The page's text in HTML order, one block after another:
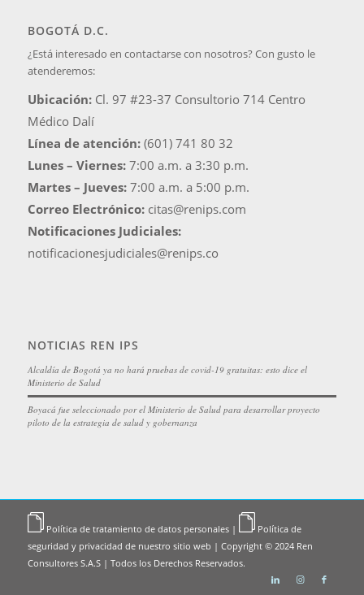
BOGOTÁ D.C.
¿Está interesado en contactarse con nosotros? Con gusto le
atenderemos:
Ubicación: Cl. 97 #23-37 Consultorio 714 Centro
Médico Dalí
Línea de atención: (601) 741 80 32
Lunes – Viernes: 7:00 a.m. a 3:30 p.m.
Martes – Jueves: 7:00 a.m. a 5:00 p.m.
Correo Electrónico: citas@renips.com
Notificaciones Judiciales:
notificacionesjudiciales@renips.co
NOTICIAS REN IPS
Alcaldía de Bogotá ya no hará pruebas de covid-19 gratuitas: esto dice el
Ministerio de Salud
Boyacá fue seleccionado por el Ministerio de Salud para desarrollar proyecto
piloto de la estrategia de salud y gobernanza
Política de tratamiento de datos personales|
Política de
seguridad y privacidad de nuestro sitio web | Copyright © 2024 Ren
Consultores S.A.S | Todos los Derechos Reservados.